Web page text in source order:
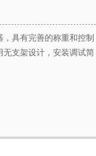
具有完善的称重和控制
支架设计，安装调试简